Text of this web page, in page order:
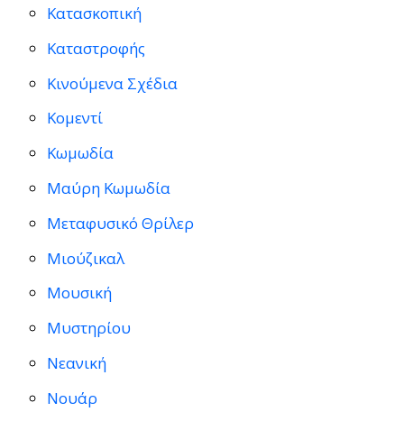
Κατασκοπική
Καταστροφής
Κινούμενα Σχέδια
Κομεντί
Κωμωδία
Μαύρη Κωμωδία
Μεταφυσικό Θρίλερ
Μιούζικαλ
Μουσική
Μυστηρίου
Νεανική
Νουάρ